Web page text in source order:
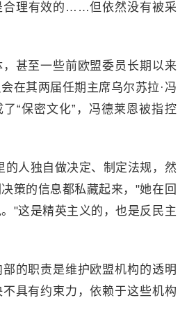
合理有效的……但依然没有被采
甚至一些前欧盟委员长期以来
在其两届任期主席乌尔苏拉·冯
“保密文化”，冯德莱恩被指控
的人独自做决定、制定法规，然
策的信息都私藏起来，"她在回
"这是精英主义的，也是反民主
的职责是维护欧盟机构的透明
具有约束力，依赖于这些机构